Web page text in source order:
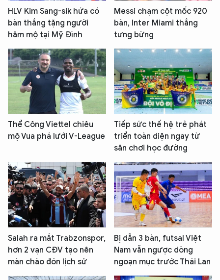
HLV Kim Sang-sik hứa có
bàn thắng tặng người
hâm mộ tại Mỹ Đình
Messi chạm cột mốc 920
bàn, Inter Miami thắng
tưng bừng
Thể Công Viettel chiêu
mộ Vua phá lưới V-League
Tiếp sức thế hệ trẻ phát
triển toàn diện ngay từ
sân chơi học đường
Salah ra mắt Trabzonspor,
hơn 2 vạn CĐV tạo nên
màn chào đón lịch sử
Bị dẫn 3 bàn, futsal Việt
Nam vẫn ngược dòng
ngoạn mục trước Thái Lan